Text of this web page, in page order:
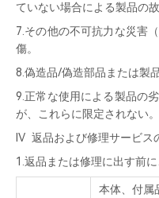
ていない場合による製品の
7.その他の不可抗力な災害
傷。
8.偽造品/偽造部品または製
9.正常な使用による製品の
が、これらに限定されない。
IV 返品および修理サービス
1.返品または修理に出す前
本体、付属